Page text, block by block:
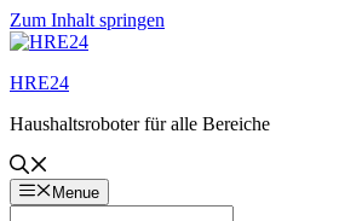
Zum Inhalt springen
HRE24
Haushaltsroboter für alle Bereiche
Menue